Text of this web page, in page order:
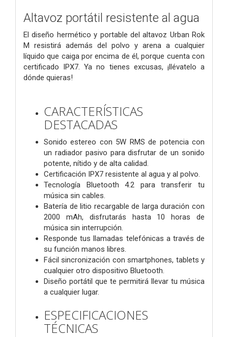
Altavoz portátil resistente al agua
El diseño hermético y portable del altavoz Urban Rok
M resistirá además del polvo y arena a cualquier
líquido que caiga por encima de él, porque cuenta con
certificado IPX7. Ya no tienes excusas, ¡llévatelo a
dónde quieras!
CARACTERÍSTICAS
DESTACADAS
Sonido estereo con 5W RMS de potencia con
un radiador pasivo para disfrutar de un sonido
potente, nítido y de alta calidad.
Certificación IPX7 resistente al agua y al polvo.
Tecnología Bluetooth 4.2 para transferir tu
música sin cables.
Batería de litio recargable de larga duración con
2000 mAh, disfrutarás hasta 10 horas de
música sin interrupción.
Responde tus llamadas telefónicas a través de
su función manos libres.
Fácil sincronización con smartphones, tablets y
cualquier otro dispositivo Bluetooth.
Diseño portátil que te permitirá llevar tu música
a cualquier lugar.
ESPECIFICACIONES
TÉCNICAS